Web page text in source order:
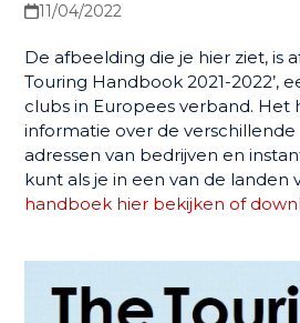
11/04/2022
De afbeelding die je hier ziet, is
Touring Handbook 2021-2022’,
clubs in Europees verband. Het
informatie over de
adressen van bedrijven en
kunt als je in een van de landen
handboek hier bekijken of